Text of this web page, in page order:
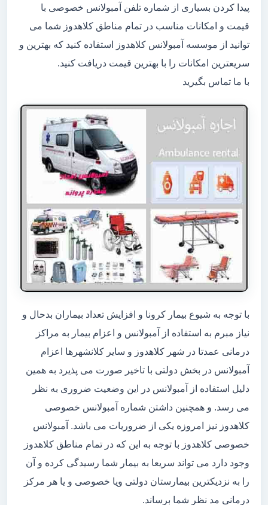
پیدا کردن بسیاری از شماره تلفن آمبولانس خصوصی با
قیمت و امکانات مناسب در تمام مناطق کلاهدوز شما می
توانید از موسسه آمبولانس کلاهدوز استفاده کنید که بهترین و
سریعترین امکانات را با بهترین قیمت دریافت کنید.
با ما تماس بگیرید
با توجه به شیوع بیمار کرونا و افزایش تعداد بیماران بدحال و
نیاز مبرم به استفاده از آمبولانس و اعزام بیمار به مراکز
درمانی عمدتا در شهر کلاهدوز و سایر کلانشهرها اعزام
آمبولانس در بخش دولتی با تاخیر صورت می پذیرد به همین
دلیل استفاده از آمبولانس در این وضعیت ضروری به نظر
می رسد. و همچنین داشتن شماره آمبولانس خصوصی
کلاهدوز نیز امروزه یکی از ضروریات می باشد. آمبولانس
خصوصی کلاهدوز با توجه به این که در تمام مناطق کلاهدوز
وجود دارد می تواند سریعا به بیمار شما رسیدگی کرده و آن
را به نزدیکترین بیمارستان دولتی ویا خصوصی و یا هر مرکز
درمانی مد نظر شما برساند.